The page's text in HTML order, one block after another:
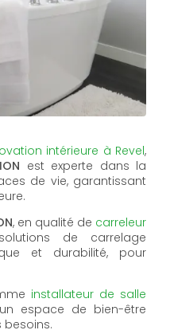
intérieure à Revel,
est experte dans la
de vie, garantissant
, en qualité de carreleur
de carrelage
et durabilité, pour
installateur de salle
espace de bien-être